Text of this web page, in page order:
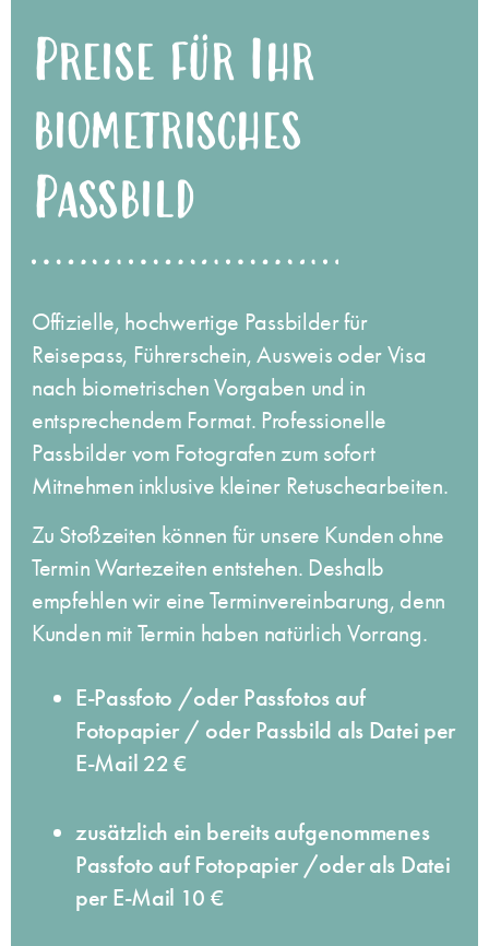
Preise für Ihr
biometrisches
Passbild
Offizielle, hochwertige Passbilder für
Reisepass, Führerschein, Ausweis oder Visa
nach biometrischen Vorgaben und in
entsprechendem Format. Professionelle
Passbilder vom Fotografen zum sofort
Mitnehmen inklusive kleiner Retuschearbeiten.
Zu Stoßzeiten können für unsere Kunden ohne
Termin Wartezeiten entstehen. Deshalb
empfehlen wir eine Terminvereinbarung, denn
Kunden mit Termin haben natürlich Vorrang.
E-Passfoto /oder Passfotos auf
Fotopapier / oder Passbild als Datei per
E-Mail 22 €
zusätzlich ein bereits aufgenommenes
Passfoto auf Fotopapier​ /oder als Datei
per E-Mail 10 €